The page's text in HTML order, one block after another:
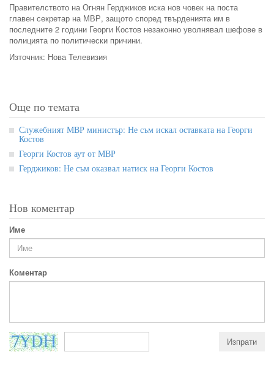
Правителството на Огнян Герджиков иска нов човек на поста
главен секретар на МВР, защото според твърденията им в
последните 2 години Георги Костов незаконно уволнявал шефове в
полицията по политически причини.
Източник: Нова Телевизия
Още по темата
Служебният МВР министър: Не съм искал оставката на Георги
Костов
Георги Костов аут от МВР
Герджиков: Не съм оказвал натиск на Георги Костов
Нов коментар
Име
Коментар